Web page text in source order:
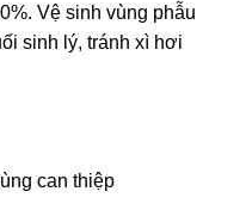
Vệ sinh vùng phẫu
sinh lý, tránh xì hơi
can thiệp